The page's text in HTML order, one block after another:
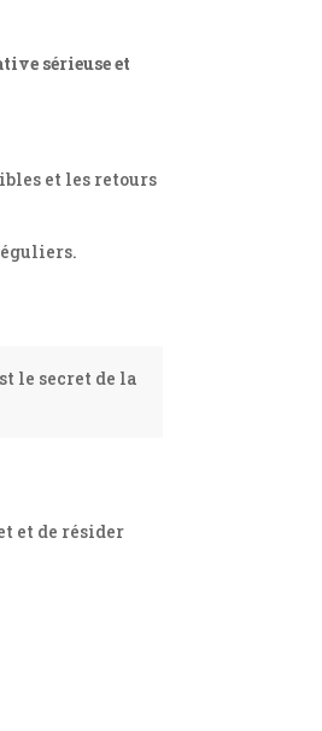
sérieuse et
et les retours
le secret de la
et de résider